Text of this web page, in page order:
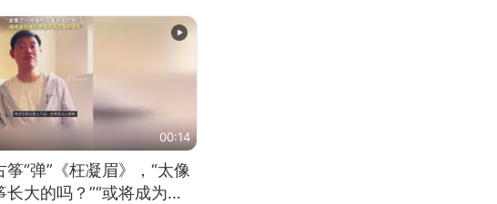
00:14
“弹”《枉凝眉》，“太像
大的吗？”“或将成为首